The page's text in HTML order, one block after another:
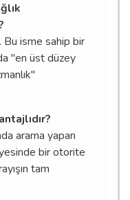
isme sahip bir
"en üst düzey
arama yapan
bir otorite
tam